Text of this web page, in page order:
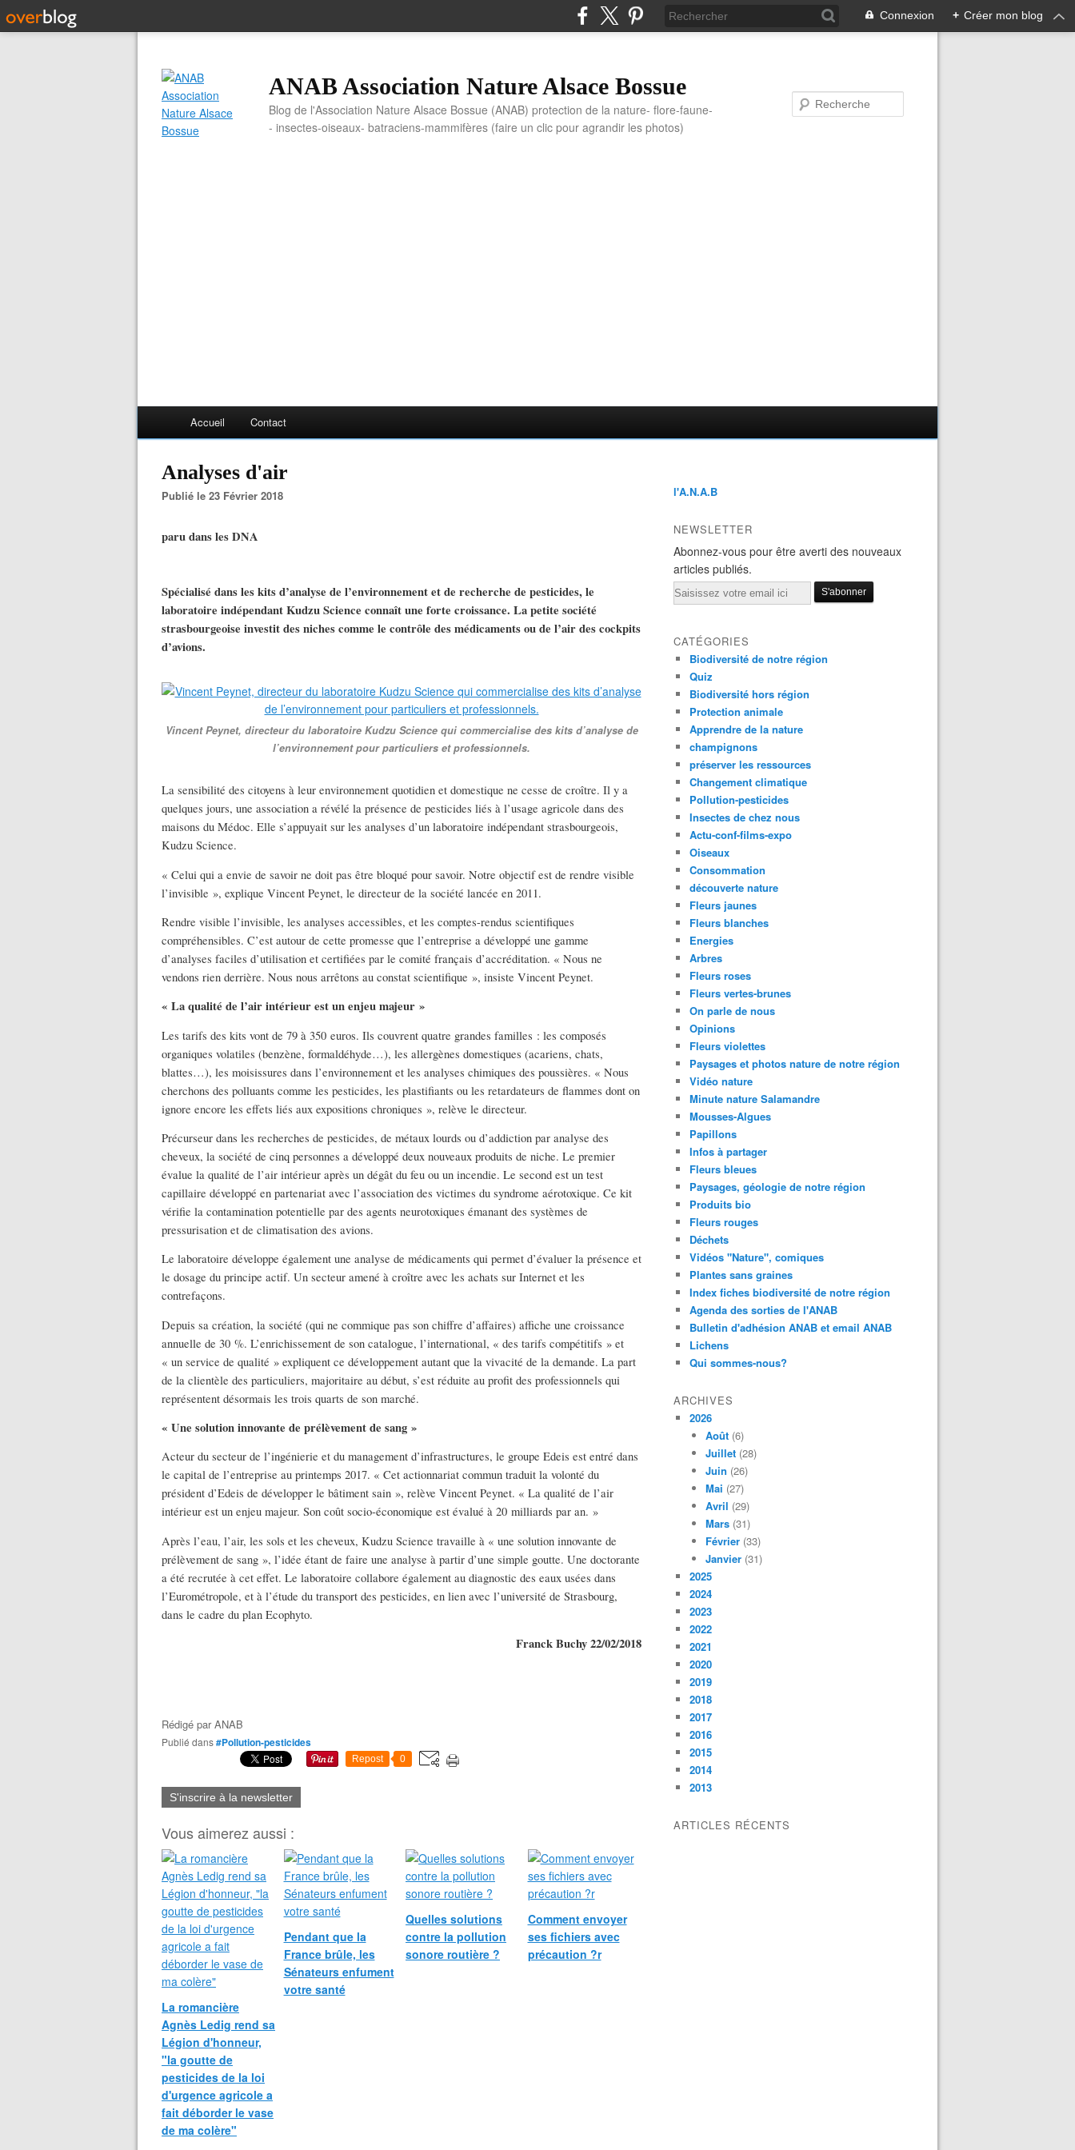
Connexion + Créer mon blog
ANAB Association Nature Alsace Bossue
Blog de l'Association Nature Alsace Bossue (ANAB) protection de la nature- flore-faune-
- insectes-oiseaux- batraciens-mammifères (faire un clic pour agrandir les photos)
Accueil Contact
Analyses d'air
Publié le 23 Février 2018
paru dans les DNA
Spécialisé dans les kits d’analyse de l’environnement et de recherche de pesticides, le
laboratoire indépendant Kudzu Science connaît une forte croissance. La petite société
strasbourgeoise investit des niches comme le contrôle des médicaments ou de l’air des cockpits
d’avions.
Vincent Peynet, directeur du laboratoire Kudzu Science qui commercialise des kits d’analyse de
l’environnement pour particuliers et professionnels.
La sensibilité des citoyens à leur environnement quotidien et domestique ne cesse de croître. Il y a
quelques jours, une association a révélé la présence de pesticides liés à l’usage agricole dans des
maisons du Médoc. Elle s’appuyait sur les analyses d’un laboratoire indépendant strasbourgeois,
Kudzu Science.
« Celui qui a envie de savoir ne doit pas être bloqué pour savoir. Notre objectif est de rendre visible
l’invisible », explique Vincent Peynet, le directeur de la société lancée en 2011.
Rendre visible l’invisible, les analyses accessibles, et les comptes-rendus scientifiques
compréhensibles. C’est autour de cette promesse que l’entreprise a développé une gamme
d’analyses faciles d’utilisation et certifiées par le comité français d’accréditation. « Nous ne
vendons rien derrière. Nous nous arrêtons au constat scientifique », insiste Vincent Peynet.
« La qualité de l’air intérieur est un enjeu majeur »
Les tarifs des kits vont de 79 à 350 euros. Ils couvrent quatre grandes familles : les composés
organiques volatiles (benzène, formaldéhyde…), les allergènes domestiques (acariens, chats,
blattes…), les moisissures dans l’environnement et les analyses chimiques des poussières. « Nous
cherchons des polluants comme les pesticides, les plastifiants ou les retardateurs de flammes dont on
ignore encore les effets liés aux expositions chroniques », relève le directeur.
Précurseur dans les recherches de pesticides, de métaux lourds ou d’addiction par analyse des
cheveux, la société de cinq personnes a développé deux nouveaux produits de niche. Le premier
évalue la qualité de l’air intérieur après un dégât du feu ou un incendie. Le second est un test
capillaire développé en partenariat avec l’association des victimes du syndrome aérotoxique. Ce kit
vérifie la contamination potentielle par des agents neurotoxiques émanant des systèmes de
pressurisation et de climatisation des avions.
Le laboratoire développe également une analyse de médicaments qui permet d’évaluer la présence et
le dosage du principe actif. Un secteur amené à croître avec les achats sur Internet et les
contrefaçons.
Depuis sa création, la société (qui ne commique pas son chiffre d’affaires) affiche une croissance
annuelle de 30 %. L’enrichissement de son catalogue, l’international, « des tarifs compétitifs » et
« un service de qualité » expliquent ce développement autant que la vivacité de la demande. La part
de la clientèle des particuliers, majoritaire au début, s’est réduite au profit des professionnels qui
représentent désormais les trois quarts de son marché.
« Une solution innovante de prélèvement de sang »
Acteur du secteur de l’ingénierie et du management d’infrastructures, le groupe Edeis est entré dans
le capital de l’entreprise au printemps 2017. « Cet actionnariat commun traduit la volonté du
président d’Edeis de développer le bâtiment sain », relève Vincent Peynet. « La qualité de l’air
intérieur est un enjeu majeur. Son coût socio-économique est évalué à 20 milliards par an. »
Après l’eau, l’air, les sols et les cheveux, Kudzu Science travaille à « une solution innovante de
prélèvement de sang », l’idée étant de faire une analyse à partir d’une simple goutte. Une doctorante
a été recrutée à cet effet. Le laboratoire collabore également au diagnostic des eaux usées dans
l’Eurométropole, et à l’étude du transport des pesticides, en lien avec l’université de Strasbourg,
dans le cadre du plan Ecophyto.
Franck Buchy 22/02/2018
Rédigé parANAB
Publié dans#Pollution-pesticides
Repost 0
S'inscrire à la newsletter
Vous aimerez aussi :
La romancière
Agnès Ledig rend sa
Légion d'honneur,
"la goutte de
pesticides de la loi
d'urgence agricole a
fait déborder le vase
de ma colère"
Pendant que la
France brûle, les
Sénateurs enfument
votre santé
Quelles solutions
contre la pollution
sonore routière ?
Comment envoyer
ses fichiers avec
précaution ?r
l'A.N.A.B
NEWSLETTER
Abonnez-vous pour être averti des nouveaux
articles publiés.
Email
CATÉGORIES
Biodiversité de notre région
Quiz
Biodiversité hors région
Protection animale
Apprendre de la nature
champignons
préserver les ressources
Changement climatique
Pollution-pesticides
Insectes de chez nous
Actu-conf-films-expo
Oiseaux
Consommation
découverte nature
Fleurs jaunes
Fleurs blanches
Energies
Arbres
Fleurs roses
Fleurs vertes-brunes
On parle de nous
Opinions
Fleurs violettes
Paysages et photos nature de notre région
Vidéo nature
Minute nature Salamandre
Mousses-Algues
Papillons
Infos à partager
Fleurs bleues
Paysages, géologie de notre région
Produits bio
Fleurs rouges
Déchets
Vidéos "Nature", comiques
Plantes sans graines
Index fiches biodiversité de notre région
Agenda des sorties de l'ANAB
Bulletin d'adhésion ANAB et email ANAB
Lichens
Qui sommes-nous?
ARCHIVES
2026
Août (6)
Juillet (28)
Juin (26)
Mai (27)
Avril (29)
Mars (31)
Février (33)
Janvier (31)
2025
2024
2023
2022
2021
2020
2019
2018
2017
2016
2015
2014
2013
ARTICLES RÉCENTS